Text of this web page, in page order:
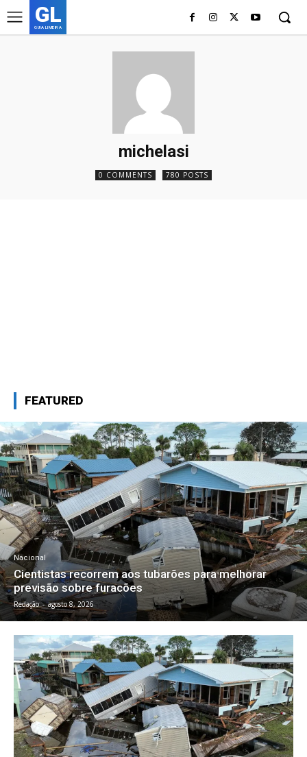
GL
GUIA LIMEIRA
michelasi
0 COMMENTS 780 POSTS
FEATURED
Nacional
Cientistas recorrem aos tubarões para melhorar
previsão sobre furacões
Redação - agosto 8, 2026